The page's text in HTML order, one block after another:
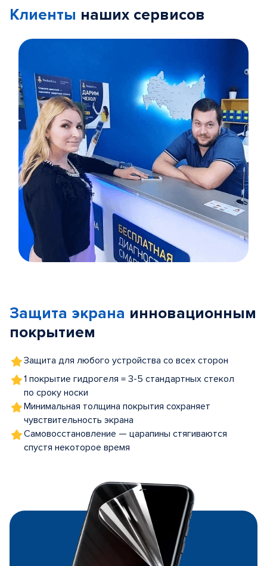
Клиенты наших сервисов
5
Защита экрана инновационным
покрытием
Защита для любого устройства со всех сторон
1 покрытие гидрогеля = 3-5 стандартных стекол
по сроку носки
Минимальная толщина покрытия сохраняет
чувствительность экрана
Самовосстановление — царапины стягиваются
спустя некоторое время